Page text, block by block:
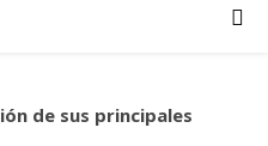
de sus principales